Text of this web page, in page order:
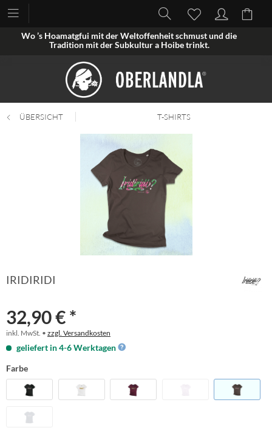
Wo ’s Hoamatgfui mit der Weltoffenheit schmust und die
Tradition mit der Subkultur a Hoibe trinkt.
ÜBERSICHT T-SHIRTS
IRIDIRIDI
32,90 € *
inkl. MwSt. • zzgl. Versandkosten
geliefert in 4-6 Werktagen
Farbe